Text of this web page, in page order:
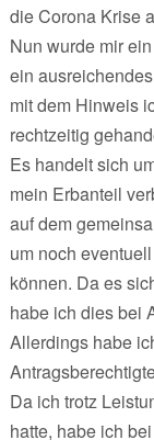
die Corona Krise
Nun wurde mir
ein
mit dem Hinweis
rechtzeitig
Es handelt sich
mein Erbanteil
auf dem
um noch
können. Da es
habe ich dies bei
Allerdings habe
Da ich trotz
hatte, habe ich